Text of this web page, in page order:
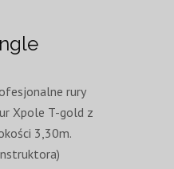
rury
Xpole T-gold z
3,30m.